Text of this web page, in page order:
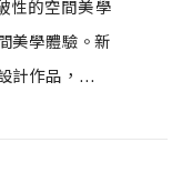
性的空間美學
美學體驗。新
計作品，充分